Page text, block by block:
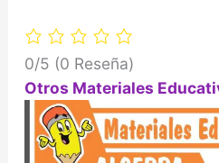
0/5 (0 Reseña)
Otros Materiales